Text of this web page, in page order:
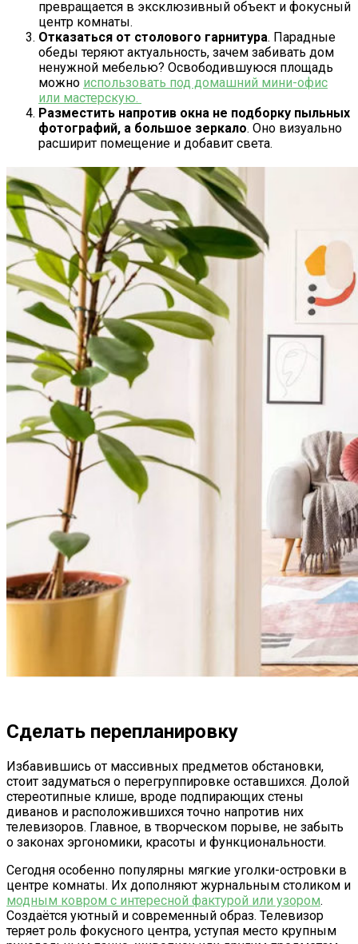
превращается в эксклюзивный объект и фокусный
центр комнаты.
Отказаться от столового гарнитура. Парадные
обеды теряют актуальность, зачем забивать дом
ненужной мебелью? Освободившуюся площадь
можно использовать под домашний мини-офис
или мастерскую.
Разместить напротив окна не подборку пыльных
фотографий, а большое зеркало. Оно визуально
расширит помещение и добавит света.
Сделать перепланировку
Избавившись от массивных предметов обстановки,
стоит задуматься о перегруппировке оставшихся. Долой
стереотипные клише, вроде подпирающих стены
диванов и расположившихся точно напротив них
телевизоров. Главное, в творческом порыве, не забыть
о законах эргономики, красоты и функциональности.
Сегодня особенно популярны мягкие уголки-островки в
центре комнаты. Их дополняют журнальным столиком и
модным ковром с интересной фактурой или узором.
Создаётся уютный и современный образ. Телевизор
теряет роль фокусного центра, уступая место крупным